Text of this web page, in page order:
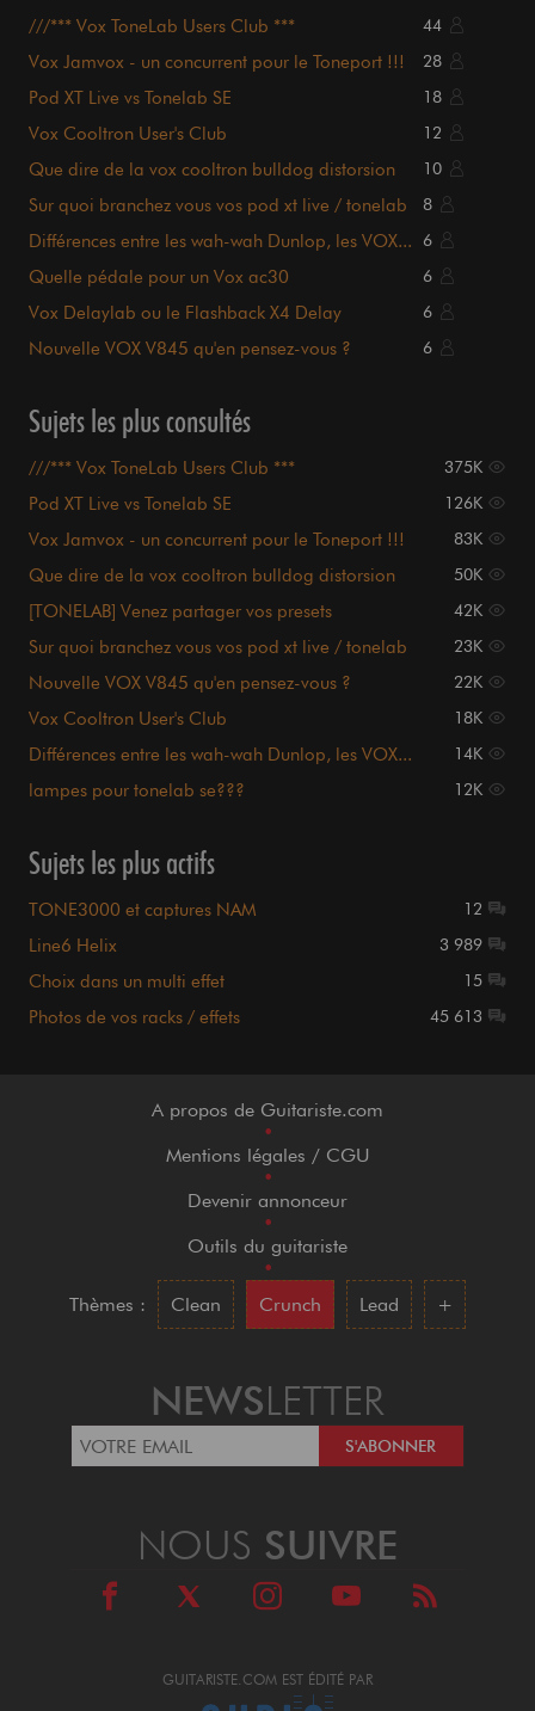
///*** Vox ToneLab Users Club *** 44
Vox Jamvox - un concurrent pour le Toneport !!! 28
Pod XT Live vs Tonelab SE 18
Vox Cooltron User's Club 12
Que dire de la vox cooltron bulldog distorsion 10
Sur quoi branchez vous vos pod xt live / tonelab
8
Différences entre les wah-wah Dunlop, les VOX... 6
Quelle pédale pour un Vox ac30 6
Vox Delaylab ou le Flashback X4 Delay 6
Nouvelle VOX V845 qu'en pensez-vous ? 6
Sujets les plus consultés
///*** Vox ToneLab Users Club *** 375K
Pod XT Live vs Tonelab SE 126K
Vox Jamvox - un concurrent pour le Toneport !!! 83K
Que dire de la vox cooltron bulldog distorsion 50K
[TONELAB] Venez partager vos presets 42K
Sur quoi branchez vous vos pod xt live / tonelab
23K
Nouvelle VOX V845 qu'en pensez-vous ? 22K
Vox Cooltron User's Club 18K
Différences entre les wah-wah Dunlop, les VOX... 14K
lampes pour tonelab se??? 12K
Sujets les plus actifs
TONE3000 et captures NAM 12
Line6 Helix 3 989
Choix dans un multi effet 15
Photos de vos racks / effets 45 613
A propos de Guitariste.com
•
Mentions légales / CGU
•
Devenir annonceur
•
Outils du guitariste
•
Thèmes :
Clean Crunch Lead +
NEWSLETTER
GUITARISTE.COM EST ÉDITÉ PAR
NOUS SUIVRE